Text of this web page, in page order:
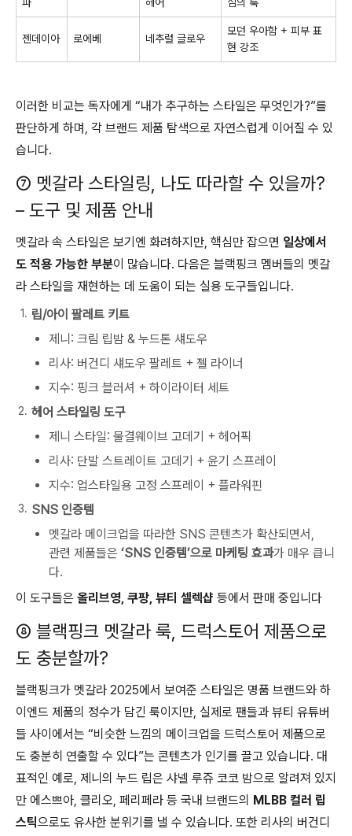
젠데이아 로에베 네추럴 글로우
모던 우아함 + 피부 표
현 강조
이러한 비교는 독자에게 “내가 추구하는 스타일은 무엇인가?”를
판단하게 하며, 각 브랜드 제품 탐색으로 자연스럽게 이어질 수 있
습니다.
⑦ 멧갈라 스타일링, 나도 따라할 수 있을까?
– 도구 및 제품 안내
멧갈라 속 스타일은 보기엔 화려하지만, 핵심만 잡으면 일상에서
도 적용 가능한 부분이 많습니다. 다음은 블랙핑크 멤버들의 멧갈
라 스타일을 재현하는 데 도움이 되는 실용 도구들입니다.
립/아이 팔레트 키트
제니: 크림 립밤 & 누드톤 섀도우
리사: 버건디 섀도우 팔레트 + 젤 라이너
지수: 핑크 블러셔 + 하이라이터 세트
헤어 스타일링 도구
제니 스타일: 물결웨이브 고데기 + 헤어픽
리사: 단발 스트레이트 고데기 + 윤기 스프레이
지수: 업스타일용 고정 스프레이 + 플라워핀
SNS 인증템
멧갈라 메이크업을 따라한 SNS 콘텐츠가 확산되면서,
관련 제품들은 ‘SNS 인증템’으로 마케팅 효과가 매우 큽니
다.
이 도구들은 올리브영, 쿠팡, 뷰티 셀렉샵 등에서 판매 중입니다
⑧ 블랙핑크 멧갈라 룩, 드럭스토어 제품으로
도 충분할까?
블랙핑크가 멧갈라 2025에서 보여준 스타일은 명품 브랜드와 하
이엔드 제품의 정수가 담긴 룩이지만, 실제로 팬들과 뷰티 유튜버
들 사이에서는 “비슷한 느낌의 메이크업을 드럭스토어 제품으로
도 충분히 연출할 수 있다”는 콘텐츠가 인기를 끌고 있습니다. 대
표적인 예로, 제니의 누드 립은 샤넬 루쥬 코코 밤으로 알려져 있지
만 에스쁘아, 클리오, 페리페라 등 국내 브랜드의 MLBB 컬러 립
스틱으로도 유사한 분위기를 낼 수 있습니다. 또한 리사의 버건디